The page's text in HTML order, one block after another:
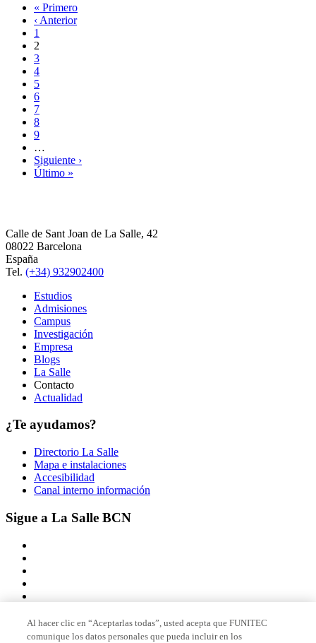
« Primero
‹ Anterior
1
2
3
4
5
6
7
8
9
…
Siguiente ›
Último »
Calle de Sant Joan de La Salle, 42
08022 Barcelona
España
Tel. (+34) 932902400
Estudios
Admisiones
Campus
Investigación
Empresa
Blogs
La Salle
Contacto
Actualidad
¿Te ayudamos?
Directorio La Salle
Mapa e instalaciones
Accesibilidad
Canal interno información
Sigue a La Salle BCN
Al hacer clic en “Aceptarlas todas”, usted acepta que FUNITEC
comunique los datos personales que pueda incluir en los